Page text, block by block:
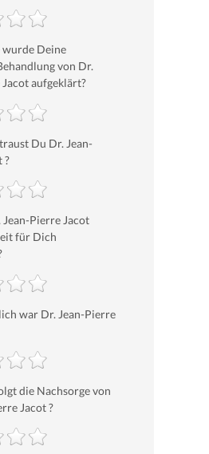
wurde Deine
von Dr.
aufgeklärt?
Du Dr. Jean-
?
Jean-Pierre Jacot
für Dich
war Dr. Jean-Pierre
die Nachsorge von
Jacot ?